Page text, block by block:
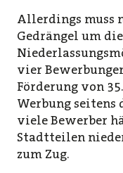
Allerdings muss
Gedrängel um
vier
Förderung von
Werbung seitens
viele Bewerber
Stadtteilen
zum Zug.